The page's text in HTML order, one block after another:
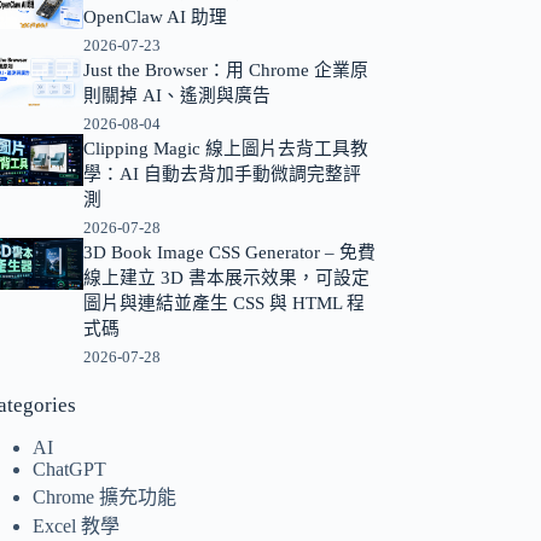
OpenClaw AI 助理
2026-07-23
Just the Browser：用 Chrome 企業原
則關掉 AI、遙測與廣告
2026-08-04
Clipping Magic 線上圖片去背工具教
學：AI 自動去背加手動微調完整評
測
2026-07-28
3D Book Image CSS Generator – 免費
線上建立 3D 書本展示效果，可設定
圖片與連結並產生 CSS 與 HTML 程
式碼
2026-07-28
AI
ChatGPT
Chrome 擴充功能
Excel 教學